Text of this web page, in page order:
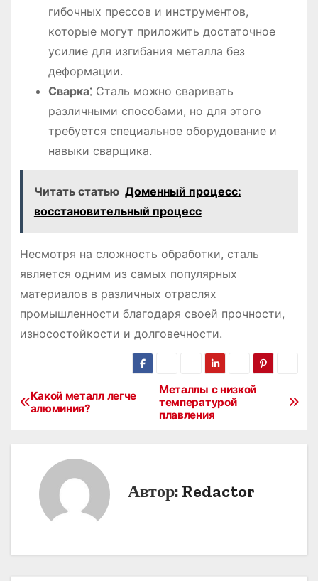
гибочных прессов и инструментов,
которые могут приложить достаточное
усилие для изгибания металла без
деформации.
Сварка⁚Сталь можно сваривать
различными способами, но для этого
требуется специальное оборудование и
навыки сварщика.
Читать статью Доменный процесс:
восстановительный процесс
Несмотря на сложность обработки, сталь
является одним из самых популярных
материалов в различных отраслях
промышленности благодаря своей прочности,
износостойкости и долговечности.
Н
Металлы с низкой
температурой
плавления
Какой металл легче
алюминия?
Автор: Redactor